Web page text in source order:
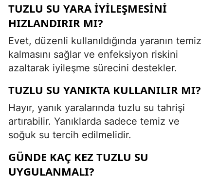
TUZLU SU YARA İYILEŞMESINI
HIZLANDIRIR MI?
Evet, düzenli kullanıldığında yaranın temiz
kalmasını sağlar ve enfeksiyon riskini
azaltarak iyileşme sürecini destekler.
TUZLU SU YANIKTA KULLANILIR MI?
Hayır, yanık yaralarında tuzlu su tahrişi
artırabilir. Yanıklarda sadece temiz ve
soğuk su tercih edilmelidir.
GÜNDE KAÇ KEZ TUZLU SU
UYGULANMALI?